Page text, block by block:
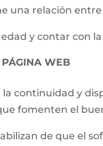
una relación
y contar con
WEB
la continuidad y
fomenten el
de que el